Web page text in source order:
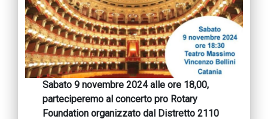
Sabato 9 novembre 2024 alle ore 18,00,
parteciperemo al concerto pro Rotary
Foundation organizzato dal Distretto 2110